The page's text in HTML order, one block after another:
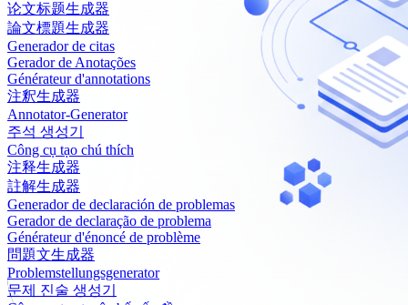
论文标题生成器
論文標題生成器
Generador de citas
Gerador de Anotações
Générateur d'annotations
注釈生成器
Annotator-Generator
주석 생성기
Công cụ tạo chú thích
注释生成器
註解生成器
Generador de declaración de problemas
Gerador de declaração de problema
Générateur d'énoncé de problème
問題文生成器
Problemstellungsgenerator
문제 진술 생성기